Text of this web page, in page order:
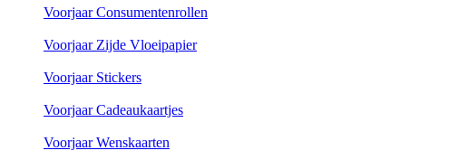
Voorjaar Consumentenrollen
Voorjaar Zijde Vloeipapier
Voorjaar Stickers
Voorjaar Cadeaukaartjes
Voorjaar Wenskaarten